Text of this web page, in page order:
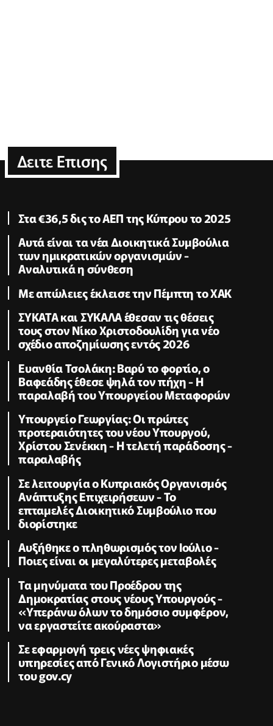
Δειτε Επισης
Στα €36,5 δις το ΑΕΠ της Κύπρου το 2025
Αυτά είναι τα νέα Διοικητικά Συμβούλια
των ημικρατικών οργανισμών -
Αναλυτικά η σύνθεση
Με απώλειες έκλεισε την Πέμπτη το ΧΑΚ
ΣΥΚΑΤΑ και ΣΥΚΑΛΑ έθεσαν τις θέσεις
τους στον Νίκο Χριστοδουλίδη για νέο
σχέδιο αποζημίωσης εντός 2026
Ευανθία Τσολάκη: Βαρύ το φορτίο, ο
Βαφεάδης έθεσε ψηλά τον πήχη - Η
παραλαβή του Υπουργείου Μεταφορών
Υπουργείο Γεωργίας: Οι πρώτες
προτεραιότητες του νέου Υπουργού,
Χρίστου Σενέκκη - Η τελετή παράδοσης -
παραλαβής
Σε λειτουργία ο Κυπριακός Οργανισμός
Ανάπτυξης Επιχειρήσεων - To
επταμελές Διοικητικό Συμβούλιο που
διορίστηκε
Aυξήθηκε o πληθωρισμός τον Ιούλιο -
Ποιες είναι οι μεγαλύτερες μεταβολές
Τα μηνύματα του Προέδρου της
Δημοκρατίας στους νέους Υπουργούς -
«Υπεράνω όλων το δημόσιο συμφέρον,
να εργαστείτε ακούραστα»
Σε εφαρμογή τρεις νέες ψηφιακές
υπηρεσίες από Γενικό Λογιστήριο μέσω
του gov.cy